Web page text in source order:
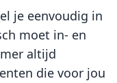
je eenvoudig in
moet in- en
altijd
die voor jou